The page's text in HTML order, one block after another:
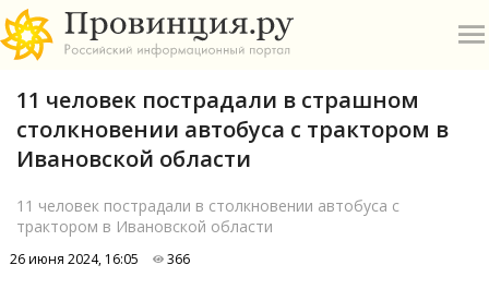
11 человек пострадали в страшном
столкновении автобуса с трактором в
Ивановской области
11 человек пострадали в столкновении автобуса с
трактором в Ивановской области
26 июня 2024, 16:05 366